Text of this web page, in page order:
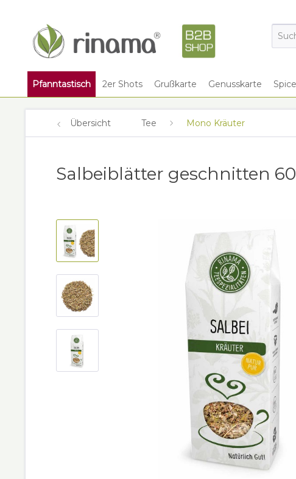
Pfanntastisch 2er Shots Grußkarte Genusskarte
Übersicht Tee Mono Kräuter
Salbeiblätter geschnitten